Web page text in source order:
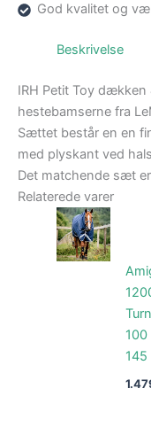
God kvalitet og
Beskrivelse
IRH Petit Toy
hestebamserne fra
Sættet består en en
med plyskant ved
Det matchende sæt
Relaterede varer
100
145